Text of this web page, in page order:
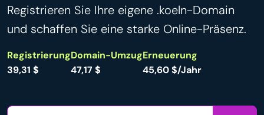
Registrieren Sie Ihre eigene .koeln-Domain
und schaffen Sie eine starke Online-Präsenz.
Registrierung
39,31 $
Domain-Umzug
47,17 $
Erneuerung
45,60 $/Jahr